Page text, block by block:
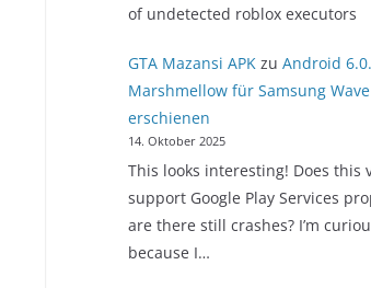
of undetected roblox executors
GTA Mazansi APKzu Android
Marshmellow für Samsung Wave
erschienen
14. Oktober 2025
This looks interesting! Does this
support Google Play Services
are there still crashes? I’m
because I…